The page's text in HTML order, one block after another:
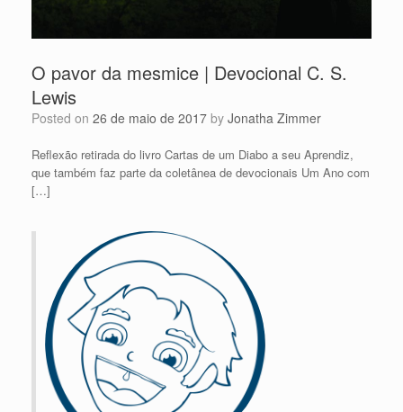
O pavor da mesmice | Devocional C. S.
Lewis
Posted on 26 de maio de 2017 by Jonatha Zimmer
Reflexão retirada do livro Cartas de um Diabo a seu Aprendiz,
que também faz parte da coletânea de devocionais Um Ano com
[…]